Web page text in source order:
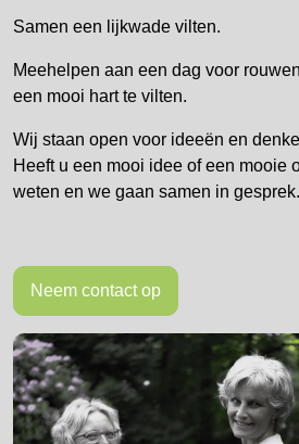
Samen een lijkwade vilten.
Meehelpen aan een dag voor
een mooi hart te vilten.
Wij staan open voor ideeën en
Heeft u een mooi idee of een mooie
weten en we gaan samen in gesprek.
Neem contact op